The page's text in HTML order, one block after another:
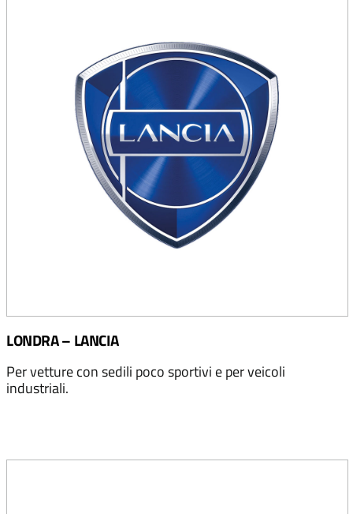
LONDRA – LANCIA
Per vetture con sedili poco sportivi e per veicoli
industriali.